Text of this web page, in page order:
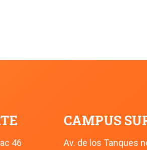
46
CAMPUS
Av. de los Tanques